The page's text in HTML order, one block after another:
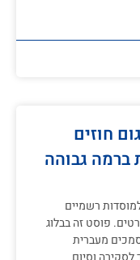
חוזים
ברמה גבוהה
רשמיים
פוסט זה בבלוג
מעברית